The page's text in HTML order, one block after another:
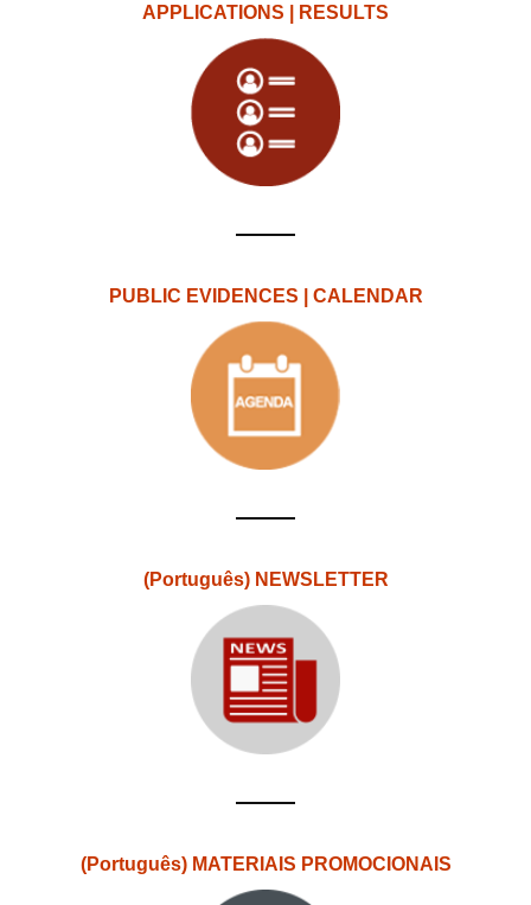
APPLICATIONS | RESULTS
PUBLIC EVIDENCES | CALENDAR
(Português) NEWSLETTER
(Português) MATERIAIS PROMOCIONAIS